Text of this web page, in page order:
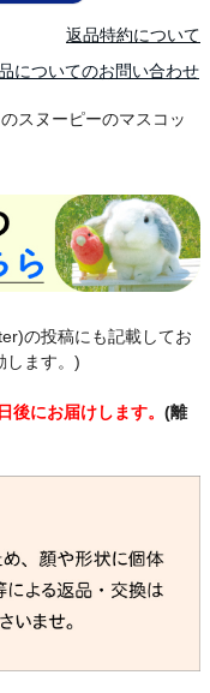
返品特約について
についてのお問い合わせ
スヌーピーのマスコッ
の投稿にも記載してお
します。)
後にお届けします。 (離